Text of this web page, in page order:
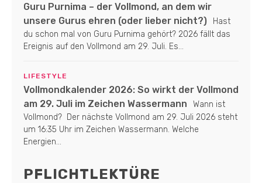
Guru Purnima – der Vollmond, an dem wir
unsere Gurus ehren (oder lieber nicht?)
Hast
du schon mal von Guru Purnima gehört? 2026 fällt das
Ereignis auf den Vollmond am 29. Juli. Es...
LIFESTYLE
Vollmondkalender 2026: So wirkt der Vollmond
am 29. Juli im Zeichen Wassermann
Wann ist
Vollmond? Der nächste Vollmond am 29. Juli 2026 steht
um 16:35 Uhr im Zeichen Wassermann. Welche
Energien...
PFLICHTLEKTÜRE